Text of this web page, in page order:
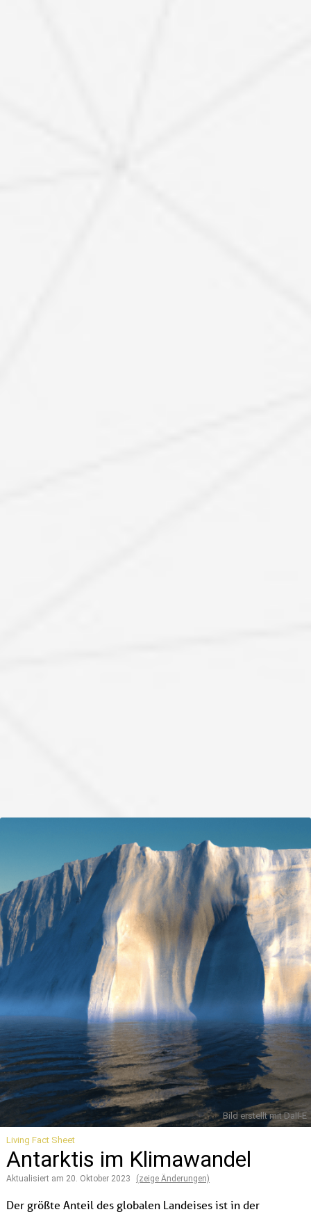
Bild erstellt mit Dall-E
Living Fact Sheet
Antarktis im Klimawandel
Aktualisiert am 20. Oktober 2023 (zeige Änderungen)
Der größte Anteil des globalen Landeises ist in der